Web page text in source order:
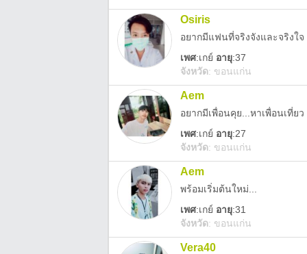
Osiris
อยากมีแฟนที่จริงจังและจริงใจ
เพศ:เกย์ อายุ:37
จังหวัด: ขอนแก่น
Aem
อยากมีเพื่อนคุย...หาเพื่อนเที่ยว
เพศ:เกย์ อายุ:27
จังหวัด: ขอนแก่น
Aem
พร้อมเริ่มต้นใหม่...
เพศ:เกย์ อายุ:31
จังหวัด: ขอนแก่น
Vera40